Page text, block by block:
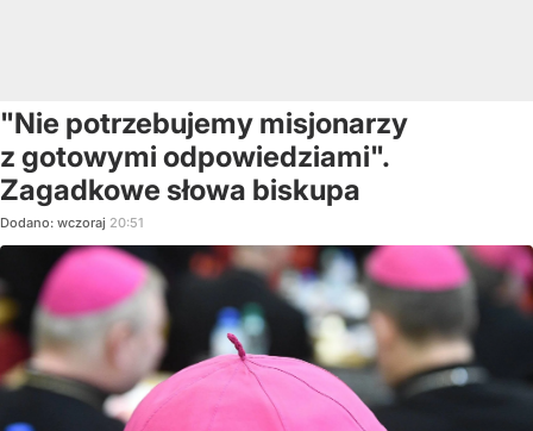
"Nie potrzebujemy misjonarzy
z gotowymi odpowiedziami".
Zagadkowe słowa biskupa
Dodano: wczoraj 20:51